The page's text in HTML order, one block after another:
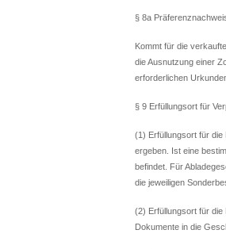
§ 8a
Kommt für die
die Ausnutzung einer
erforderlichen
§ 9 Erfüllungsort für
(1) Erfüllungsort für die
ergeben. Ist eine
befindet. Für
die jeweiligen
(2) Erfüllungsort für
Dokumente in die